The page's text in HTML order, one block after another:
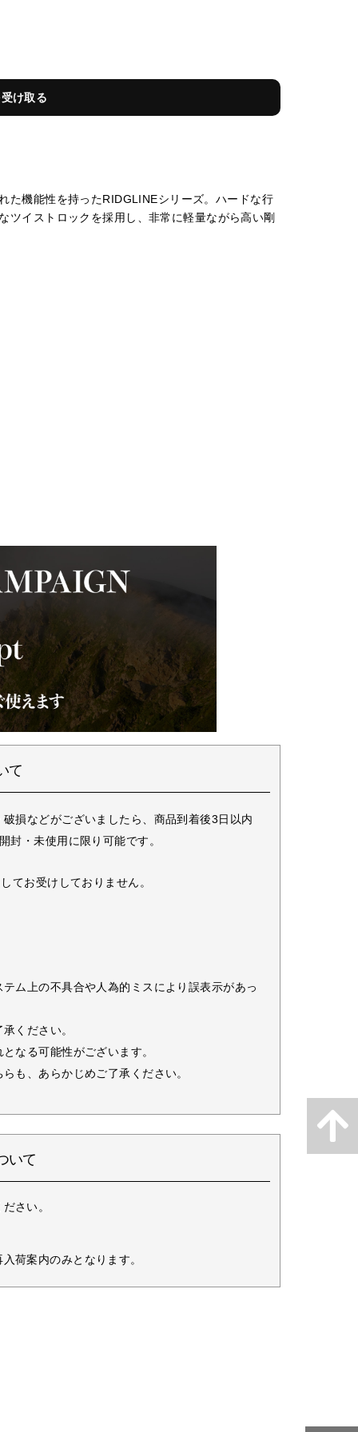
け取る
た機能性を持ったRIDGLINEシリーズ。ハードな行
ツイストロックを採用し、非常に軽量ながら高い剛
て
損などがございましたら、商品到着後3日以内
封・未使用に限り可能です。
てお受けしておりません。
ム上の不具合や人為的ミスにより誤表示があっ
ください。
なる可能性がございます。
も、あらかじめご了承ください。
いて
さい。
荷案内のみとなります。